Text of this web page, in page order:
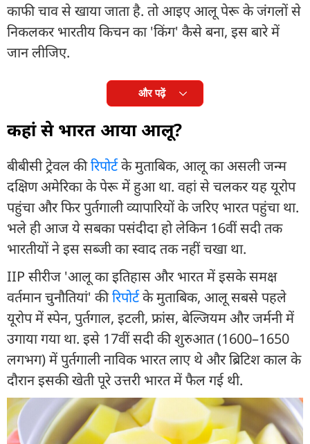
काफी चाव से खाया जाता है. तो आइए आलू पेरू के जंगलों से
निकलकर भारतीय किचन का 'किंग' कैसे बना, इस बारे में
जान लीजिए.
और पढ़ें
कहां से भारत आया आलू?
बीबीसी ट्रेवल कीरिपोर्टके मुताबिक, आलू का असली जन्म
दक्षिण अमेरिका के पेरू में हुआ था. वहां से चलकर यह यूरोप
पहुंचा और फिर पुर्तगाली व्यापारियों के जरिए भारत पहुंचा था.
भले ही आज ये सबका पसंदीदा हो लेकिन 16वीं सदी तक
भारतीयों ने इस सब्जी का स्वाद तक नहीं चखा था.
IIP सीरीज 'आलू का इतिहास और भारत में इसके समक्ष
वर्तमान चुनौतियां' कीरिपोर्टके मुताबिक, आलू सबसे पहले
यूरोप में स्पेन, पुर्तगाल, इटली, फ्रांस, बेल्जियम और जर्मनी में
उगाया गया था. इसे 17वीं सदी की शुरुआत (1600–1650
लगभग) में पुर्तगाली नाविक भारत लाए थे और ब्रिटिश काल के
दौरान इसकी खेती पूरे उत्तरी भारत में फैल गई थी.